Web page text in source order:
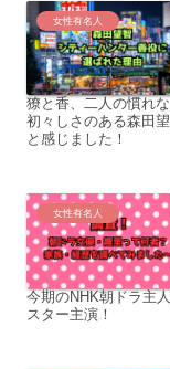
女性有名人
獠と香、二人の慣れ
初々しさのある森田
と感じました！
女性有名人
今期のNHK朝ドラ主
スター主演！